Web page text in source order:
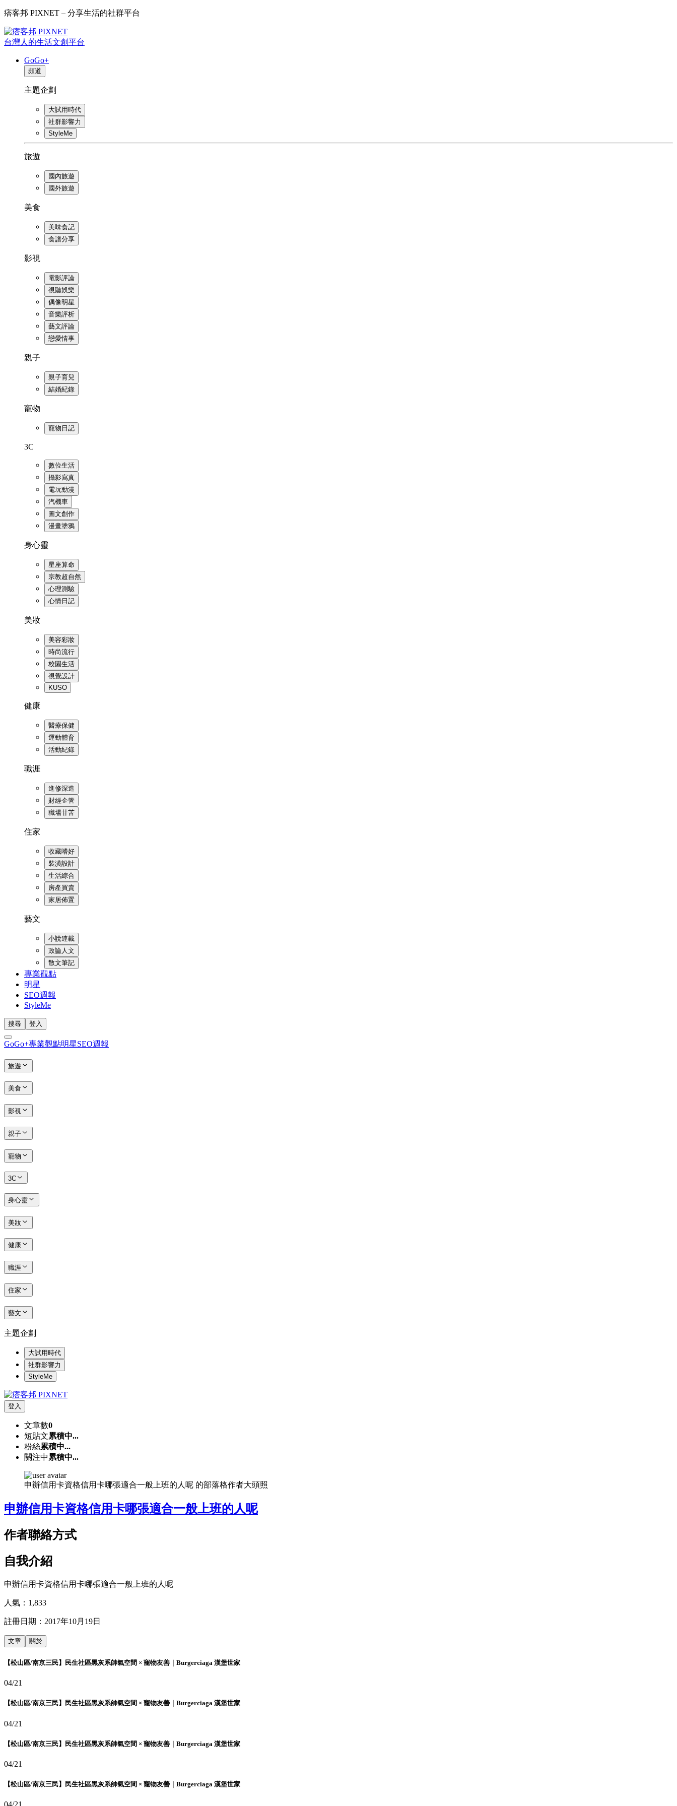
痞客邦 PIXNET – 分享生活的社群平台
台灣人的生活文創平台
GoGo+
頻道
主題企劃
大試用時代
社群影響力
StyleMe
旅遊
國內旅遊
國外旅遊
美食
美味食記
食譜分享
影視
電影評論
視聽娛樂
偶像明星
音樂評析
藝文評論
戀愛情事
親子
親子育兒
結婚紀錄
寵物
寵物日記
3C
數位生活
攝影寫真
電玩動漫
汽機車
圖文創作
漫畫塗鴉
身心靈
星座算命
宗教超自然
心理測驗
心情日記
美妝
美容彩妝
時尚流行
校園生活
視覺設計
KUSO
健康
醫療保健
運動體育
活動紀錄
職涯
進修深造
財經企管
職場甘苦
住家
收藏嗜好
裝潢設計
生活綜合
房產買賣
家居佈置
藝文
小說連載
政論人文
散文筆記
專業觀點
明星
SEO週報
StyleMe
搜尋 登入
GoGo+專業觀點明星SEO週報
旅遊
美食
影視
親子
寵物
3C
身心靈
美妝
健康
職涯
住家
藝文
主題企劃
大試用時代
社群影響力
StyleMe
登入
文章數0
短貼文累積中...
粉絲累積中...
關注中 累積中...
申辦信用卡資格信用卡哪張適合一般上班的人呢 的部落格作者大頭照
申辦信用卡資格信用卡哪張適合一般上班的人呢
作者聯絡方式
自我介紹
申辦信用卡資格信用卡哪張適合一般上班的人呢
人氣： 1,833
註冊日期： 2017年10月19日
文章 關於
【松山區/南京三民】民生社區黑灰系帥氣空間 × 寵物友善｜Burgerciaga 漢堡世家
04/21
【松山區/南京三民】民生社區黑灰系帥氣空間 × 寵物友善｜Burgerciaga 漢堡世家
04/21
【松山區/南京三民】民生社區黑灰系帥氣空間 × 寵物友善｜Burgerciaga 漢堡世家
04/21
【松山區/南京三民】民生社區黑灰系帥氣空間 × 寵物友善｜Burgerciaga 漢堡世家